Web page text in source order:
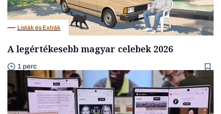
Listák és Extrák
A legértékesebb magyar celebek 2026
1 perc